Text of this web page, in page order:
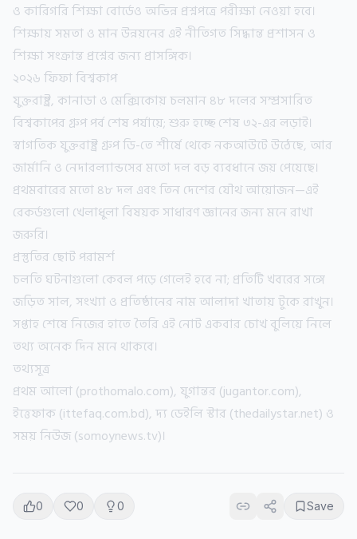
ও কারিগরি শিক্ষা বোর্ডেও অভিন্ন প্রশ্নপত্রে পরীক্ষা নেওয়া হবে।
শিক্ষায় সমতা ও মান উন্নয়নের এই নীতিগত সিদ্ধান্ত প্রশাসন ও
শিক্ষা সংক্রান্ত প্রশ্নের জন্য প্রাসঙ্গিক।
২০২৬ ফিফা বিশ্বকাপ
যুক্তরাষ্ট্র, কানাডা ও মেক্সিকোয় চলমান ৪৮ দলের সম্প্রসারিত
বিশ্বকাপের গ্রুপ পর্ব শেষ পর্যায়ে; শুরু হচ্ছে শেষ ৩২-এর লড়াই।
স্বাগতিক যুক্তরাষ্ট্র গ্রুপ ডি-তে শীর্ষে থেকে নকআউটে উঠেছে, আর
জার্মানি ও নেদারল্যান্ডসের মতো দল বড় ব্যবধানে জয় পেয়েছে।
প্রথমবারের মতো ৪৮ দল এবং তিন দেশের যৌথ আয়োজন—এই
রেকর্ডগুলো খেলাধুলা বিষয়ক সাধারণ জ্ঞানের জন্য মনে রাখা
জরুরি।
প্রস্তুতির ছোট পরামর্শ
চলতি ঘটনাগুলো কেবল পড়ে গেলেই হবে না; প্রতিটি খবরের সঙ্গে
জড়িত সাল, সংখ্যা ও প্রতিষ্ঠানের নাম আলাদা খাতায় টুকে রাখুন।
সপ্তাহ শেষে নিজের হাতে তৈরি এই নোট একবার চোখ বুলিয়ে নিলে
তথ্য অনেক দিন মনে থাকবে।
তথ্যসূত্র
প্রথম আলো (prothomalo.com), যুগান্তর (jugantor.com),
ইত্তেফাক (ittefaq.com.bd), দ্য ডেইলি স্টার (thedailystar.net) ও
সময় নিউজ (somoynews.tv)।
0 0 0 Save